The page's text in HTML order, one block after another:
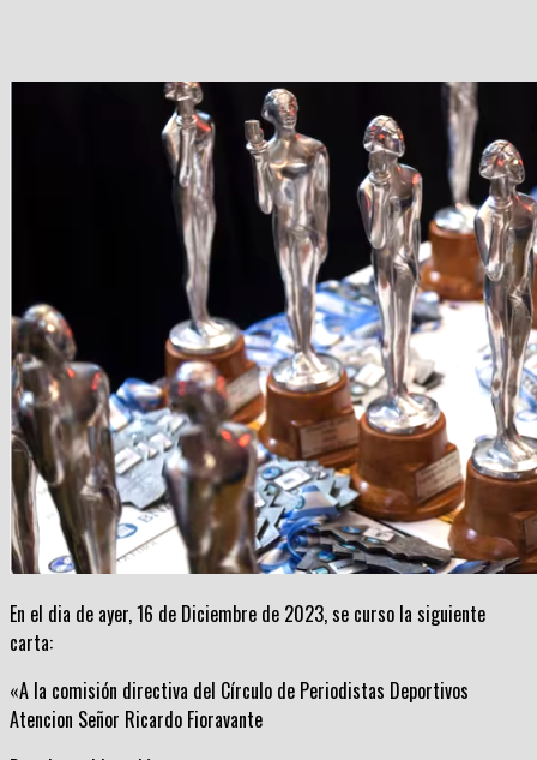
En el dia de ayer, 16 de Diciembre de 2023, se curso la siguiente
carta:
«A la comisión directiva del Círculo de Periodistas Deportivos
Atencion Señor Ricardo Fioravante